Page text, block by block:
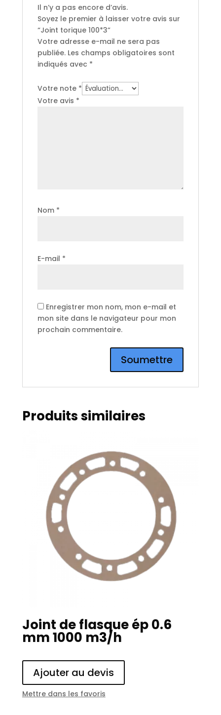
Il n’y a pas encore d’avis.
Soyez le premier à laisser votre avis sur
“Joint torique 100*3”
Votre adresse e-mail ne sera pas
publiée. Les champs obligatoires sont
indiqués avec *
Votre note *
Votre avis *
Nom *
E-mail *
Enregistrer mon nom, mon e-mail et
mon site dans le navigateur pour mon
prochain commentaire.
Produits similaires
Joint de flasque ép 0.6
mm 1000 m3/h
Ajouter au devis
Mettre dans les favoris